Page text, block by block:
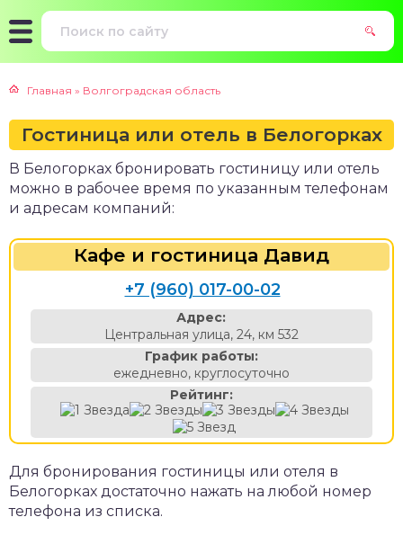
Главная » Волгоградская область
Гостиница или отель в Белогорках
В Белогорках бронировать гостиницу или отель
можно в рабочее время по указанным телефонам
и адресам компаний:
Кафе и гостиница Давид
+7 (960) 017-00-02
Адрес:
Центральная улица, 24, км 532
График работы:
ежедневно, круглосуточно
Рейтинг:
Для бронирования гостиницы или отеля в
Белогорках достаточно нажать на любой номер
телефона из списка.